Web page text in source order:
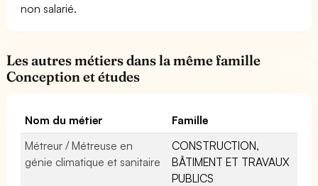
non salarié.
Les autres métiers dans la même famille
Conception et études
Nom du métier
Famille
Métreur / Métreuse en
génie climatique et sanitaire
CONSTRUCTION,
BÂTIMENT ET TRAVAUX
PUBLICS